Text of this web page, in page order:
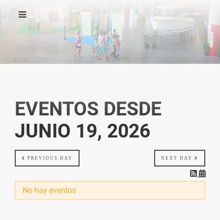
EVENTOS DESDE
JUNIO 19, 2026
PREVIOUS DAY NEXT DAY
No hay eventos